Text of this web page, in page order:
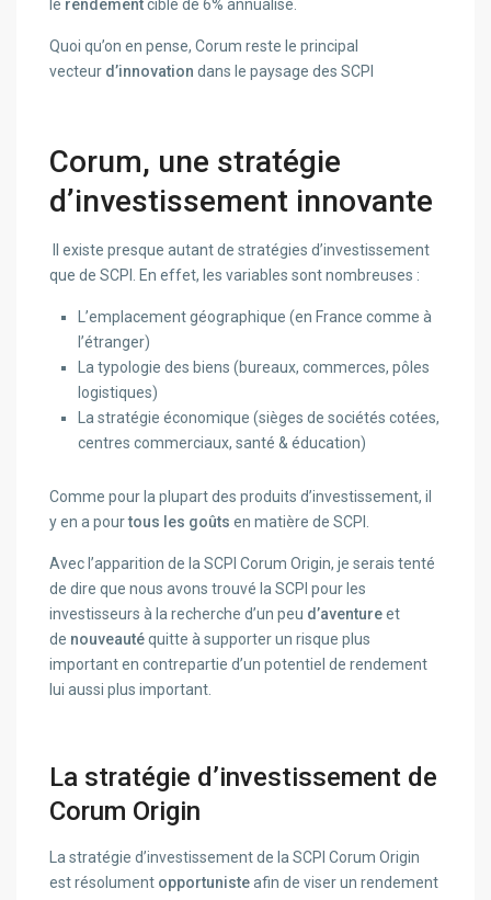
le rendementcible de 6% annualisé.
Quoi qu’on en pense, Corum reste le principal
vecteur d’innovationdans le paysage des SCPI
Corum, une stratégie
d’investissement innovante
Il existe presque autant de stratégies d’investissement
que de SCPI. En effet, les variables sont nombreuses :
L’emplacement géographique (en France comme à
l’étranger)
La typologie des biens (bureaux, commerces, pôles
logistiques)
La stratégie économique (sièges de sociétés cotées,
centres commerciaux, santé & éducation)
Comme pour la plupart des produits d’investissement, il
y en a pourtous les goûts en matière de SCPI.
Avec l’apparition de la SCPI Corum Origin, je serais tenté
de dire que nous avons trouvé la SCPI pour les
investisseurs à la recherche d’un peu d’aventureet
de nouveautéquitte à supporter un risque plus
important en contrepartie d’un potentiel de rendement
lui aussi plus important.
La stratégie d’investissement de
Corum Origin
La stratégie d’investissement de la SCPI Corum Origin
est résolument opportunisteafin de viser un rendement